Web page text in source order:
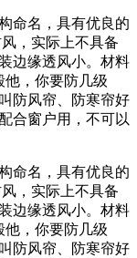
命名，具有优良的
，实际上不具备
边缘透风小。材料
他，你要防几级
防风帘、防寒帘好
合窗户用，不可以
命名，具有优良的
，实际上不具备
边缘透风小。材料
他，你要防几级
防风帘、防寒帘好